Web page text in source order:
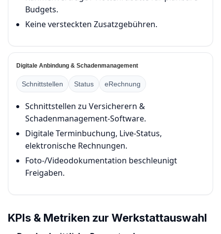
Budgets.
Keine versteckten Zusatzgebühren.
Digitale Anbindung & Schadenmanagement
Schnittstellen Status eRechnung
Schnittstellen zu Versicherern &
Schadenmanagement-Software.
Digitale Terminbuchung, Live-Status,
elektronische Rechnungen.
Foto-/Videodokumentation beschleunigt
Freigaben.
KPIs & Metriken zur Werkstattauswahl